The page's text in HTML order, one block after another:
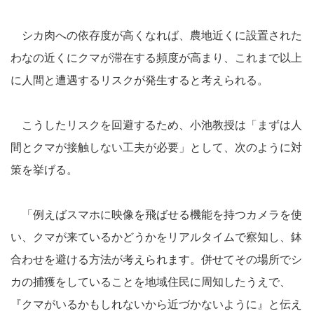
シカ肉への依存度が高くなれば、農地近くに設置された
わなの近くにクマが滞在する頻度が高まり、これまで以上
に人間と遭遇するリスクが発生すると考えられる。
こうしたリスクを回避するため、小池教授は「まずは人
間とクマが接触しない工夫が必要」として、次のように対
策を挙げる。
「例えばスマホに映像を飛ばせる機能を持つカメラを使
い、クマが来ているかどうかをリアルタイムで察知し、鉢
合わせを避ける方法が考えられます。併せてその場所でシ
カの捕獲をしていることを地域住民に周知したうえで、
『クマがいるかもしれないから近づかないように』と伝え